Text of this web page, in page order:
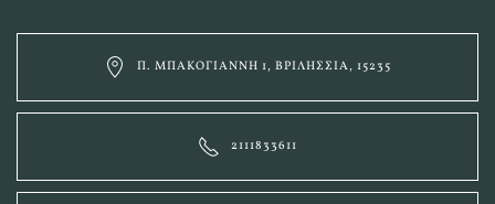
Π. ΜΠΑΚΟΓΙΆΝΝΗ 1, ΒΡΙΛΉΣΣΙΑ, 15235
2111833611